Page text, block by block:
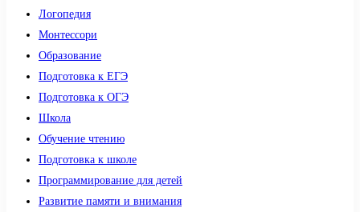
Логопедия
Монтессори
Образование
Подготовка к ЕГЭ
Подготовка к ОГЭ
Школа
Обучение чтению
Подготовка к школе
Программирование для детей
Развитие памяти и внимания